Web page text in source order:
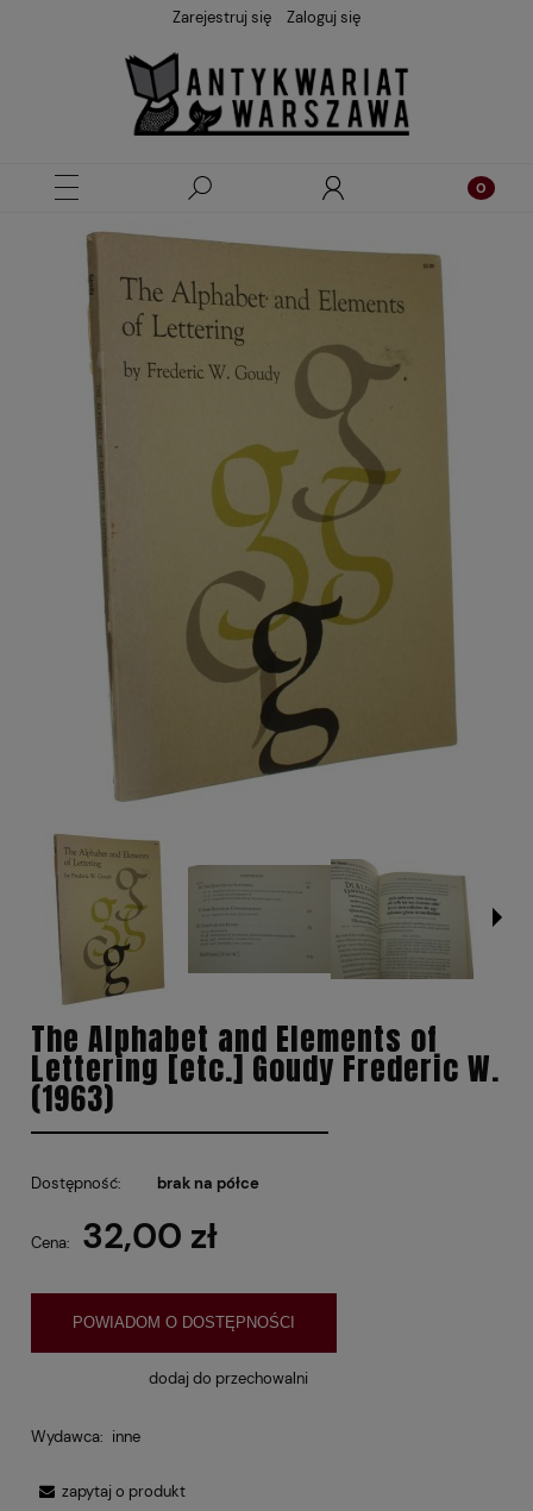
Zarejestruj się Zaloguj się
The Alphabet and Elements of
Lettering [etc.] Goudy Frederic W.
(1963)
Dostępność: brak na półce
Cena: 32,00 zł
POWIADOM O DOSTĘPNOŚCI
dodaj do przechowalni
Wydawca: inne
zapytaj o produkt